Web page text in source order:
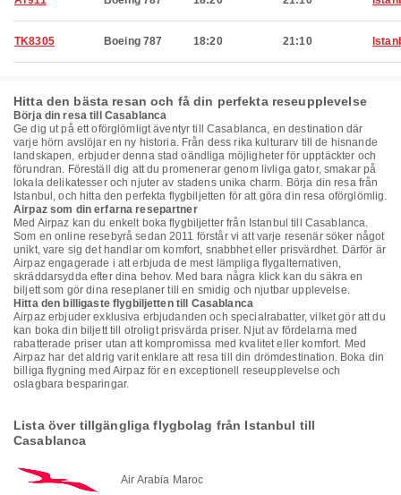
TK8305 Boeing 787 18:20 21:10
Hitta den bästa resan och få din perfekta reseupplevelse
Börja din resa till Casablanca
Ge dig ut på ett oförglömligt äventyr till Casablanca, en destination där
varje hörn avslöjar en ny historia. Från dess rika kulturarv till de hisnande
landskapen, erbjuder denna stad oändliga möjligheter för upptäckter och
förundran. Föreställ dig att du promenerar genom livliga gator, smakar på
lokala delikatesser och njuter av stadens unika charm. Börja din resa från
Istanbul, och hitta den perfekta flygbiljetten för att göra din resa oförglömlig.
Airpaz som din erfarna resepartner
Med Airpaz kan du enkelt boka flygbiljetter från Istanbul till Casablanca.
Som en online resebyrå sedan 2011 förstår vi att varje resenär söker något
unikt, vare sig det handlar om komfort, snabbhet eller prisvärdhet. Därför är
Airpaz engagerade i att erbjuda de mest lämpliga flygalternativen,
skräddarsydda efter dina behov. Med bara några klick kan du säkra en
biljett som gör dina reseplaner till en smidig och njutbar upplevelse.
Hitta den billigaste flygbiljetten till Casablanca
Airpaz erbjuder exklusiva erbjudanden och specialrabatter, vilket gör att du
kan boka din biljett till otroligt prisvärda priser. Njut av fördelarna med
rabatterade priser utan att kompromissa med kvalitet eller komfort. Med
Airpaz har det aldrig varit enklare att resa till din drömdestination. Boka din
billiga flygning med Airpaz för en exceptionell reseupplevelse och
oslagbara besparingar.
Lista över tillgängliga flygbolag från Istanbul till
Casablanca
Air Arabia Maroc